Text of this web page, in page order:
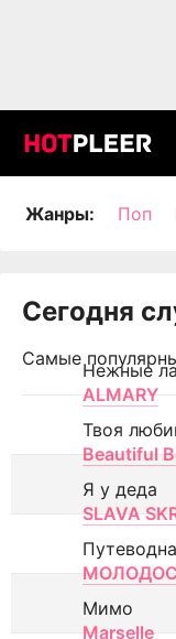
Жанры: Поп
Сегодня
Самые
Нежные
ALMARY
Твоя
Beautiful
Я у деда
SLAVA
Мимо
Marselle